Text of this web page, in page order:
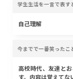
学生生活を一言で表す
自己理解
今までで一番笑ったこ
高校時代、友達と
す。内容は覚えてな